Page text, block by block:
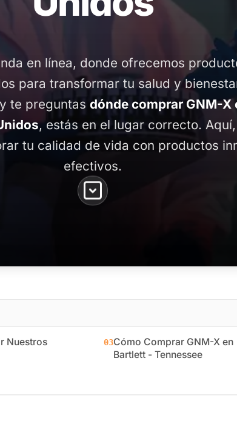
en línea, donde ofrecemos
para transformar tu salud y
te preguntas dónde comprar GNM-X
, estás en el lugar correcto.
tu calidad de vida con productos
efectivos.
Nuestros
03Cómo Comprar GNM-X en
Bartlett - Tennessee